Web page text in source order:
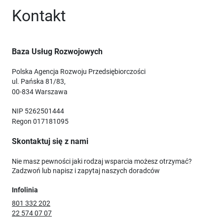
Kontakt
Baza Usług Rozwojowych
Polska Agencja Rozwoju Przedsiębiorczości
ul. Pańska 81/83,
00-834 Warszawa
NIP 5262501444
Regon 017181095
Skontaktuj się z nami
Nie masz pewności jaki rodzaj wsparcia możesz otrzymać?
Zadzwoń lub napisz i zapytaj naszych doradców
Infolinia
801 332 202
22 574 07 07